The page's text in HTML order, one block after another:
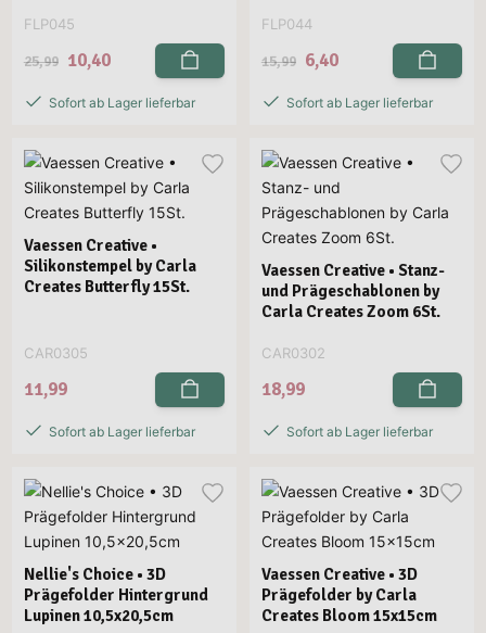
FLP045
25,99 10,40
Sofort ab Lager lieferbar
FLP044
15,99 6,40
Sofort ab Lager lieferbar
Vaessen Creative •
Silikonstempel by Carla
Creates Butterfly 15St.
CAR0305
11,99
Sofort ab Lager lieferbar
Vaessen Creative • Stanz-
und Prägeschablonen by
Carla Creates Zoom 6St.
CAR0302
18,99
Sofort ab Lager lieferbar
Nellie's Choice • 3D
Prägefolder Hintergrund
Lupinen 10,5x20,5cm
Vaessen Creative • 3D
Prägefolder by Carla
Creates Bloom 15x15cm